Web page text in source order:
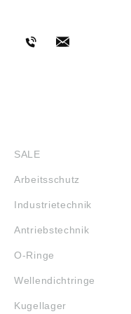
SALE
Arbeitsschutz
Industrietechnik
Antriebstechnik
O-Ringe
Wellendichtringe
Kugellager